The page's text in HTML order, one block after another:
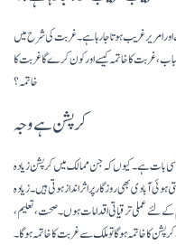
امریر غریب ہوتا جا رہا ہے۔ غربت کی شرح میں
، غربت کا خاتمہ کیسے اور کون کرے گا غربت کا
خاتمہ؟
کرپشن ہے وجہ
سی بات ہے ۔ کیوں کہ جن ممالک میں کرپشن زیادہ
آبادی بھی روزگار پر اثر انداز ہوتی ہیں ۔ زیادہ
لئے عملی ترقیاتی اقدامات ہوں۔ صحت، تعلیم،
کا خاتمہ ہوگا تو ملک سے غربت کا خاتمہ ہوگا۔